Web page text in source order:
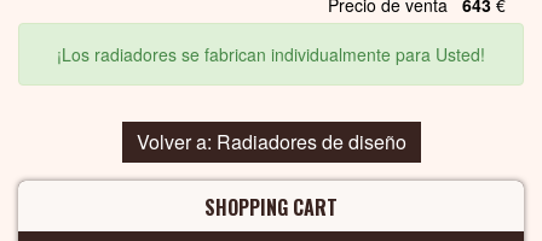
¡Los radiadores se fabrican individualmente para Usted!
Volver a: Radiadores de diseño
SHOPPING CART